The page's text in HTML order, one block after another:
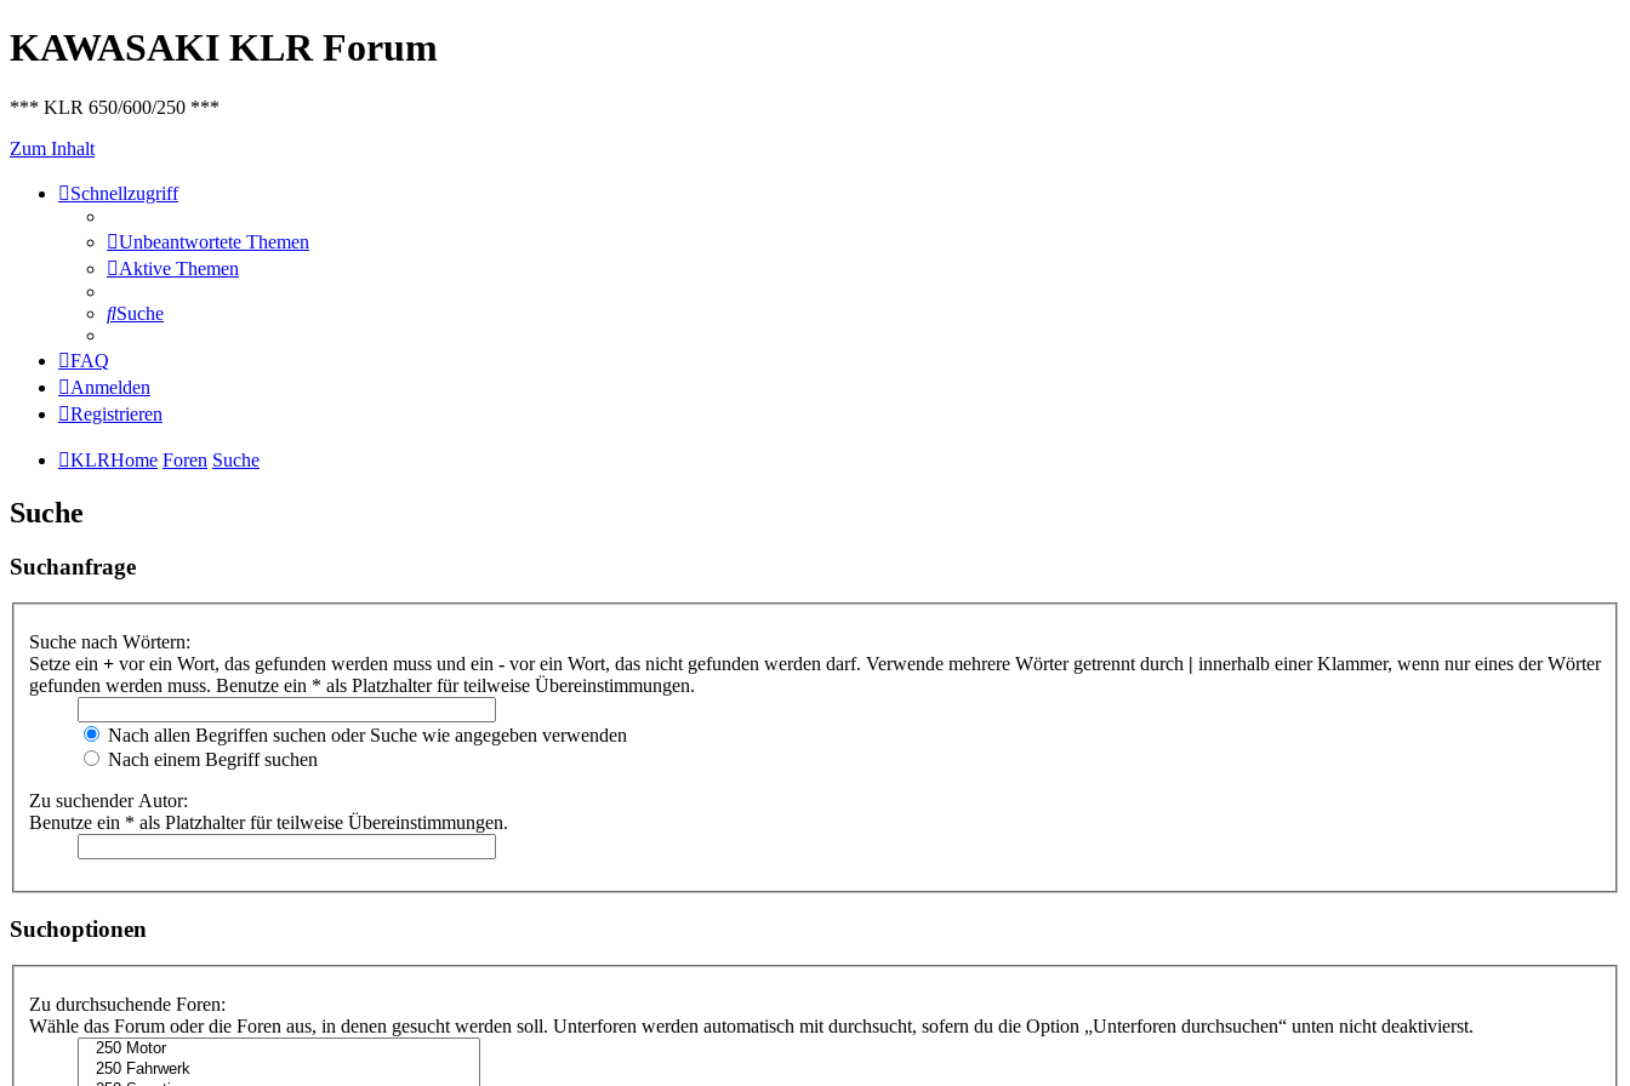
KAWASAKI KLR Forum
*** KLR 650/600/250 ***
Zum Inhalt
Schnellzugriff
Unbeantwortete Themen
Aktive Themen
Suche
FAQ
Anmelden
Registrieren
KLRHome Foren Suche
Suche
Suchanfrage
Suche nach Wörtern:
Setze ein + vor ein Wort, das gefunden werden muss und ein - vor ein Wort, das nicht gefunden werden darf. Verwende mehrere Wörter getrennt durch | innerhalb einer Klammer, wenn nur eines der Wörter
gefunden werden muss. Benutze ein * als Platzhalter für teilweise Übereinstimmungen.
Nach allen Begriffen suchen oder Suche wie angegeben verwenden
Nach einem Begriff suchen
Zu suchender Autor:
Benutze ein * als Platzhalter für teilweise Übereinstimmungen.
Suchoptionen
Zu durchsuchende Foren:
Wähle das Forum oder die Foren aus, in denen gesucht werden soll. Unterforen werden automatisch mit durchsucht, sofern du die Option „Unterforen durchsuchen“ unten nicht deaktivierst.